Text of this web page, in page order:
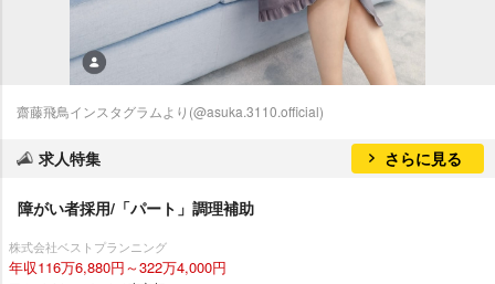
齋藤飛鳥インスタグラムより(@asuka.3110.official)
求人特集 さらに見る
障がい者採用/「パート」調理補助
株式会社ベストプランニング
年収116万6,880円～322万4,000円